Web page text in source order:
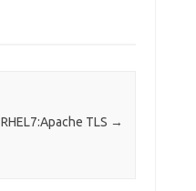
RHEL7:Apache TLS →